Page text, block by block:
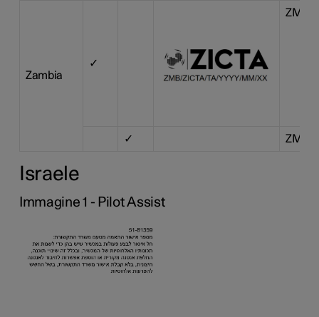
Zambia
✓
ZMB/
✓ ZMB/
Israele
Immagine 1 - Pilot Assist